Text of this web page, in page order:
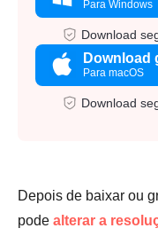
Para Windows
Download
Download
Para macOS
Download
Depois de baixar ou
pode alterar a